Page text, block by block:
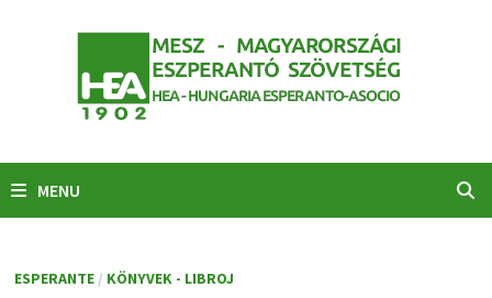
MENU
ESPERANTE/ KÖNYVEK - LIBROJ